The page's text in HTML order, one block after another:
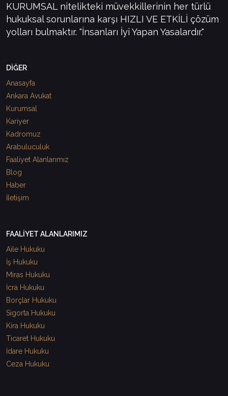
KURUMSAL nitelikteki müvekkillerinin her türlü
hukuksal sorunlarına karşı HIZLI VE ETKİLİ çözüm
yolları bulmaktır. "İnsanları İyi Yapan Yasalardır."
DİĞER
Anasayfa
Ankara Avukat
Kurumsal
Kariyer
Kadromuz
Arabuluculuk
Faaliyet Alanlarımız
Blog
Haber
İletişim
FAALİYET ALANLARIMIZ
Aile Hukuku
İş Hukuku
Miras Hukuku
İcra Hukuku
Borçlar Hukuku
Sigorta Hukuku
Kira Hukuku
Ticaret Hukuku
İdare Hukuku
Ceza Hukuku